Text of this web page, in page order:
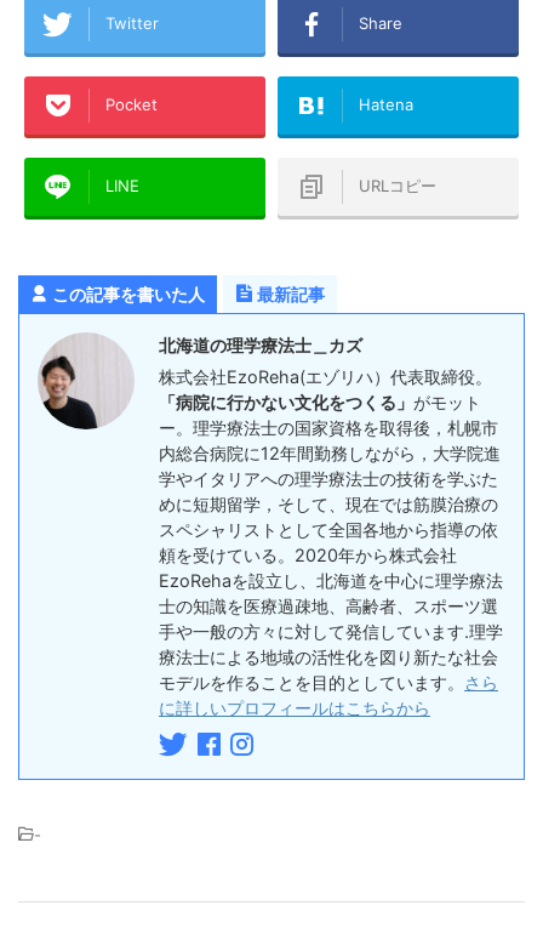
Twitter Share
Pocket Hatena
LINE URLコピー
この記事を書いた人 最新記事
北海道の理学療法士＿カズ
株式会社EzoReha(エゾリハ）代表取締役。
「病院に行かない文化をつくる」 がモット
ー。理学療法士の国家資格を取得後，札幌市
内総合病院に12年間勤務しながら，大学院進
学やイタリアへの理学療法士の技術を学ぶた
めに短期留学，そして、現在では筋膜治療の
スペシャリストとして全国各地から指導の依
頼を受けている。2020年から株式会社
EzoRehaを設立し、北海道を中心に理学療法
士の知識を医療過疎地、高齢者、スポーツ選
手や一般の方々に対して発信しています.理学
療法士による地域の活性化を図り新たな社会
モデルを作ることを目的としています。
さら
に詳しいプロフィールはこちらから
-